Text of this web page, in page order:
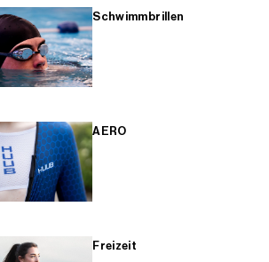
Schwimmbrillen
AERO
Freizeit